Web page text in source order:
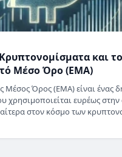
και
Μέσο Όρο (EMA)
Μέσος Όρος (EMA) είναι ένας
χρησιμοποιείται ευρέως
στον κόσμο των